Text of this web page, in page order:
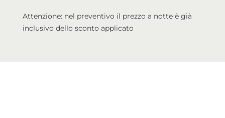
Attenzione: nel preventivo il prezzo a notte è già
inclusivo dello sconto applicato